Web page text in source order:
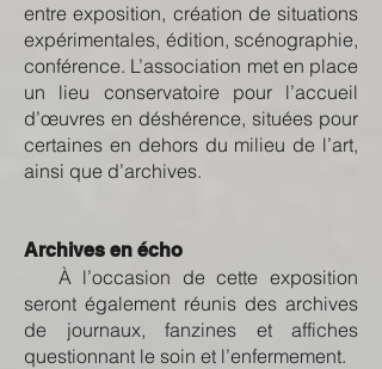
entre exposition, création de situations
expérimentales, édition, scénographie,
conférence. L’association met en place
un lieu conservatoire pour l’accueil
d’œuvres en déshérence, situées pour
certaines en dehors du milieu de l’art,
ainsi que d’archives.
Archives en écho
À l’occasion de cette exposition
seront également réunis des archives
de journaux, fanzines et affiches
questionnant le soin et l’enfermement.